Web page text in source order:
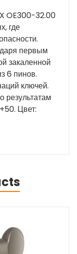
OE300-32.00
где
первым
закаленной
6 пинов.
ключей.
результатам
Цвет: